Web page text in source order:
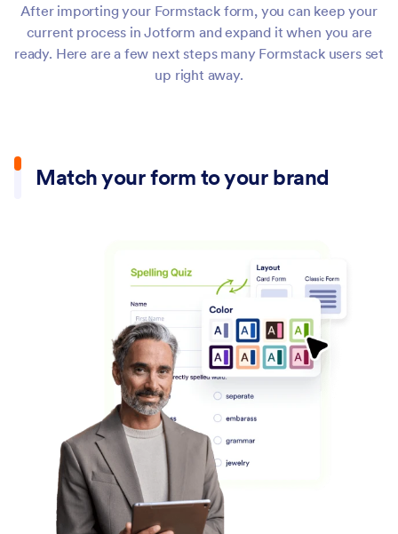
After importing your Formstack form, you can keep your
current process in Jotform and expand it when you are
ready. Here are a few next steps many Formstack users set
up right away.
Match your form to your brand